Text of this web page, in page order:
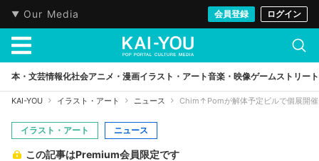
Our Media 会員登録 ログイン
本・文芸情報化社会アニメ・漫画イラスト・アート音楽・映像ゲームストリート
KAI-YOU イラスト・アート ニュース Chim↑Pomが解体予定ビルで個展開
イラスト・アート ニュース
この記事はPremium会員限定です